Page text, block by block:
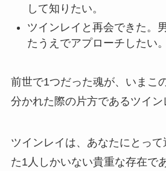
して知りたい。
ツインレイと再会できた。
たうえでアプローチしたい。
前世で1つだった魂が、いまこ
分かれた際の片方であるツイン
ツインレイは、あなたにとっ
た1人しかいない貴重な存在で